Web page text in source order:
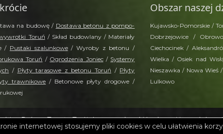
na budowę / Dostawa betonu z pompo-
Toruń / Skład budowlany / Materiały
/ Pustaki szalunkowe/ Wyroby z betonu /
Toruń / Ogrodzenia Joniec/ Systemy
/ Płyty tarasowe z betonu Toruń / Płyty
trawnikowe / Betonowe płyty drogowe /
Obszar naszej
Kujawsko-Pomorskie /
Dobrzejowice /
Ciechocinek /
Wielka / Osiek nad
Nieszawka / Nowa Wieś
Lulkowo
Dolny ▪ Toruń ▪ Twój dostawca kostki brukowej i wyrobów z
Joniec, Kamal, Polbruk, Schiedel, Leier, Ginter, Tele-
internetowej stosujemy pliki cookies w celu ułatwienia